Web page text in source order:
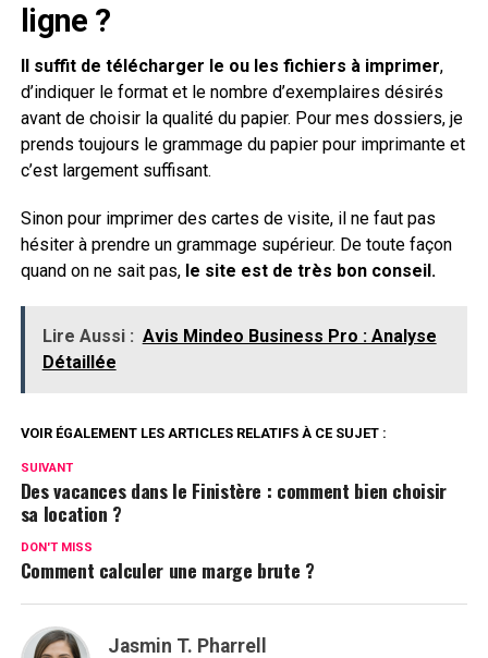
ligne ?
Il suffit de télécharger le ou les fichiers à imprimer,
d’indiquer le format et le nombre d’exemplaires désirés
avant de choisir la qualité du papier. Pour mes dossiers, je
prends toujours le grammage du papier pour imprimante et
c’est largement suffisant.
Sinon pour imprimer des cartes de visite, il ne faut pas
hésiter à prendre un grammage supérieur. De toute façon
quand on ne sait pas, le site est de très bon conseil.
Lire Aussi : Avis Mindeo Business Pro : Analyse
Détaillée
VOIR ÉGALEMENT LES ARTICLES RELATIFS À CE SUJET :
SUIVANT
Des vacances dans le Finistère : comment bien choisir
sa location ?
DON'T MISS
Comment calculer une marge brute ?
Jasmin T. Pharrell